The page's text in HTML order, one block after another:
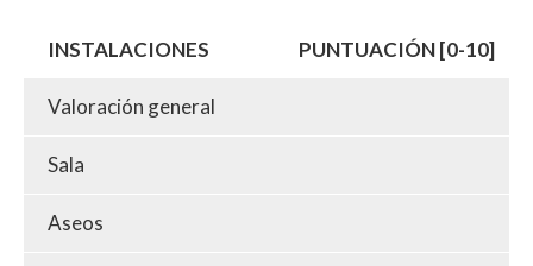
INSTALACIONES PUNTUACIÓN [0-10]
Valoración general
Sala
Aseos